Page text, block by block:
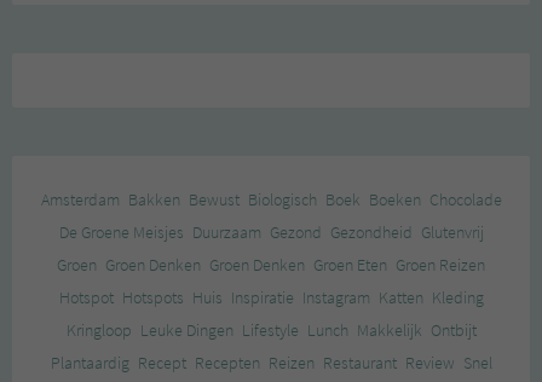
Amsterdam Bakken Bewust Biologisch Boek Boeken Chocolade
De Groene Meisjes Duurzaam Gezond Gezondheid Glutenvrij
Groen Groen Denken Groen Denken Groen Eten Groen Reizen
Hotspot Hotspots Huis Inspiratie Instagram Katten Kleding
Kringloop Leuke Dingen Lifestyle Lunch Makkelijk Ontbijt
Plantaardig Recept Recepten Reizen Restaurant Review Snel